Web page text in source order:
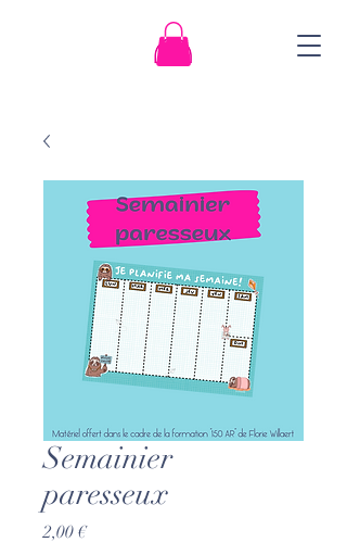
Semainier
paresseux
2,00 €Prix